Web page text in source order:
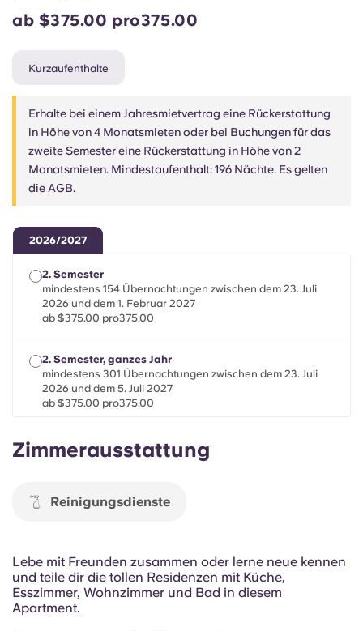
French
ab $375.00 pro375.00
Kurzaufenthalte
Erhalte bei einem Jahresmietvertrag eine Rückerstattung
in Höhe von 4 Monatsmieten oder bei Buchungen für das
zweite Semester eine Rückerstattung in Höhe von 2
Monatsmieten. Mindestaufenthalt: 196 Nächte. Es gelten
die AGB.
2026/2027
2. Semester
mindestens 154 Übernachtungen zwischen dem 23. Juli
2026 und dem 1. Februar 2027
ab $375.00 pro375.00
2. Semester, ganzes Jahr
mindestens 301 Übernachtungen zwischen dem 23. Juli
2026 und dem 5. Juli 2027
ab $375.00 pro375.00
Kurzaufenthalte
mindestens 28 Übernachtungen zwischen dem 22. Juli
Zimmerausstattung
Reinigungsdienste
Lebe mit Freunden zusammen oder lerne neue kennen
und teile dir die tollen Residenzen mit Küche,
Esszimmer, Wohnzimmer und Bad in diesem
Apartment.